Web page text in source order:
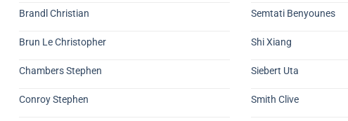
Brandl Christian
Brun Le Christopher
Chambers Stephen
Conroy Stephen
Semtati Benyounes
Shi Xiang
Siebert Uta
Smith Clive